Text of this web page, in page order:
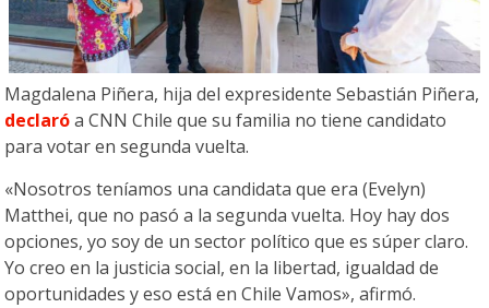
Magdalena Piñera, hija del expresidente Sebastián Piñera,
declaróa CNN Chile que su familia no tiene candidato
para votar en segunda vuelta.
«Nosotros teníamos una candidata que era (Evelyn)
Matthei, que no pasó a la segunda vuelta. Hoy hay dos
opciones, yo soy de un sector político que es súper claro.
Yo creo en la justicia social, en la libertad, igualdad de
oportunidades y eso está en Chile Vamos», afirmó.